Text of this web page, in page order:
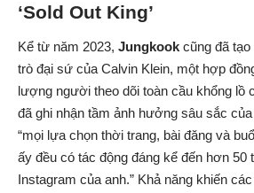
‘Sold Out King’
Kể từ năm 2023, Jungkook cũng đã
trò đại sứ của Calvin Klein, một hợp
lượng người theo dõi toàn cầu khổng lồ
đã ghi nhận tầm ảnh hưởng sâu sắc
“mọi lựa chọn thời trang, bài đăng và
ấy đều có tác động đáng kể đến hơn 50
Instagram của anh.” Khả năng khiến